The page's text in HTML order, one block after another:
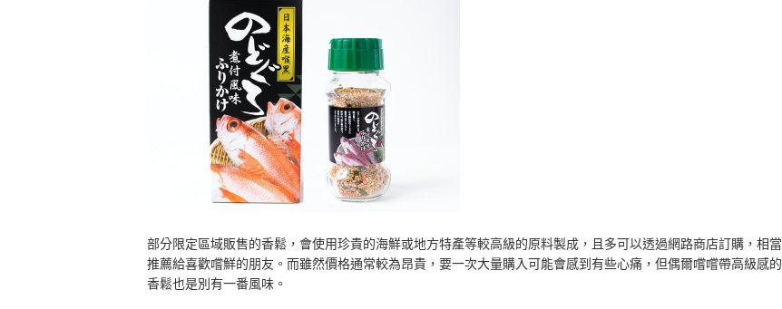
部分限定區域販售的香鬆，會使用珍貴的海鮮或地方特產等較高級的原料製成，且多可以透過網路商店訂購，相當
推薦給喜歡嚐鮮的朋友。而雖然價格通常較為昂貴，要一次大量購入可能會感到有些心痛，但偶爾嚐嚐帶高級感的
香鬆也是別有一番風味。